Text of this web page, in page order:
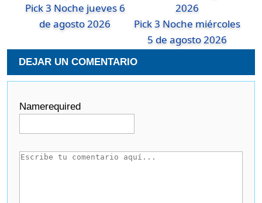
Pick 3 Noche jueves 6
de agosto 2026
Pick 3 Noche miércoles
5 de agosto 2026
DEJAR UN COMENTARIO
Namerequired